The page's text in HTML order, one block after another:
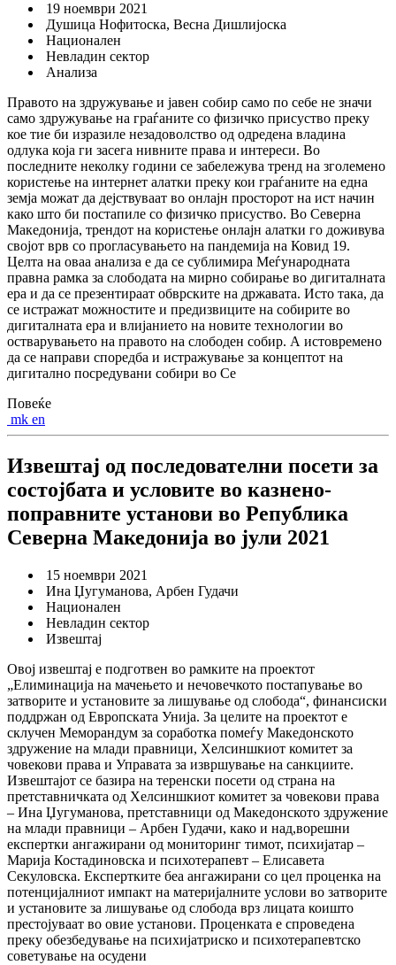
19 ноември 2021
Душица Нофитоска, Весна Дишлијоска
Национален
Невладин сектор
Анализа
Правото на здружување и јавен собир само по себе не значи
само здружување на граѓаните со физичко присуство преку
кое тие би изразиле незадоволство од одредена владина
одлука која ги засега нивните права и интереси. Во
последните неколку години се забележува тренд на зголеменo
користење на интернет алатки преку кои граѓаните на една
земја можат да дејствуваат во онлајн просторот на ист начин
како што би постапиле со физичко присуство. Во Северна
Македонија, трендот на користење онлајн алатки го доживува
својот врв со прогласувањето на пандемија на Ковид 19.
Целта на оваа анализа е да се сублимира Меѓународната
правна рамка за слободата на мирно собирање во дигиталната
ера и да се презентираат обврските на државата. Исто така, да
се истражат можностите и предизвиците на собирите во
дигиталната ера и влијанието на новите технологии во
остварувањето на правото на слободен собир. А истовремено
да се направи споредба и истражување за концептот на
дигитално посредувани собири во Се
Повеќе
mk en
Извештај од последователни посети за
состојбата и условите во казнено-
поправните установи во Република
Северна Македонија во јули 2021
15 ноември 2021
Ина Џугуманова, Арбен Гудачи
Национален
Невладин сектор
Извештај
Овој извештај е подготвен во рамките на проектот
„Елиминација на мачењето и нечовечкото постапување во
затворите и установите за лишување од слобода“, финансиски
поддржан од Европската Унија. За целите на проектот е
склучен Меморандум за соработка помеѓу Македонското
здружение на млади правници, Хелсиншкиот комитет за
човекови права и Управата за извршување на санкциите.
Извештајот се базира на теренски посети од страна на
претставничката од Хелсиншкиот комитет за човекови права
– Ина Џугуманова, претставници од Македонското здружение
на млади правници – Арбен Гудачи, како и над,ворешни
експертки ангажирани од мониторинг тимот, психијатар –
Марија Костадиновска и психотерапевт – Елисавета
Секуловска. Експертките беа ангажирани со цел проценка на
потенцијалниот импакт на материјалните услови во затворите
и установите за лишување од слобода врз лицата коишто
престојуваат во овие установи. Проценката е спроведена
преку обезбедување на психијатриско и психотерапевтско
советување на осудени